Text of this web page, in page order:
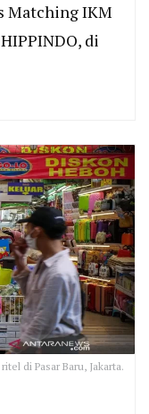
Matching IKM
di
di Pasar Baru, Jakarta.